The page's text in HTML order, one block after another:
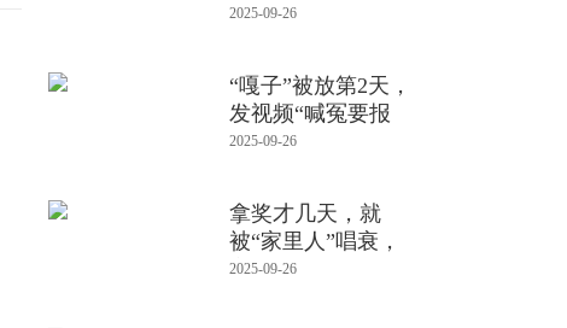
贡献了最多
2025-09-26
“嘎子”被放第2天，
发视频“喊冤要报
仇”？网
2025-09-26
拿奖才几天，就
被“家里人”唱衰，
辛芷蕾的处
2025-09-26